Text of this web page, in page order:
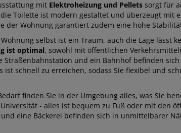
mit Elektroheizung und Pellets sorgt für
Toilette ist modern gestaltet und überzeugt mit
der Wohnung garantiert zudem eine hohe
selbst ist ein Traum, auch die Lage lässt
ist optimal, sowohl mit öffentlichen
Straßenbahnstation und ein Bahnhof befinden
ist schnell zu erreichen, sodass Sie flexibel und
finden Sie in der Umgebung alles, was Sie
- alles ist bequem zu Fuß oder mit den
eine Bäckerei befinden sich in unmittelbarer